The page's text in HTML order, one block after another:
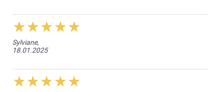
Sylviane,
18.01.2025